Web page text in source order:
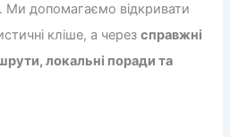
Ми допомагаємо відкривати
кліше, а черезсправжні
локальні поради та